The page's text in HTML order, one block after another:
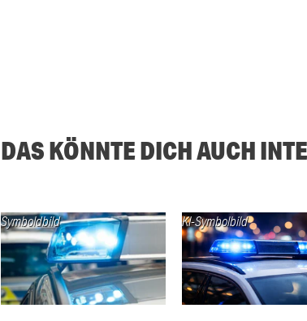
DAS KÖNNTE DICH AUCH
Symboldbild KI-Symbolbild